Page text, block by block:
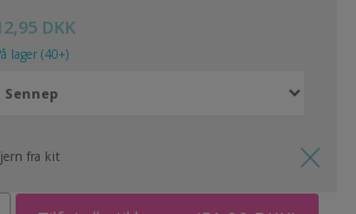
DKK
lager (40+)
fra kit